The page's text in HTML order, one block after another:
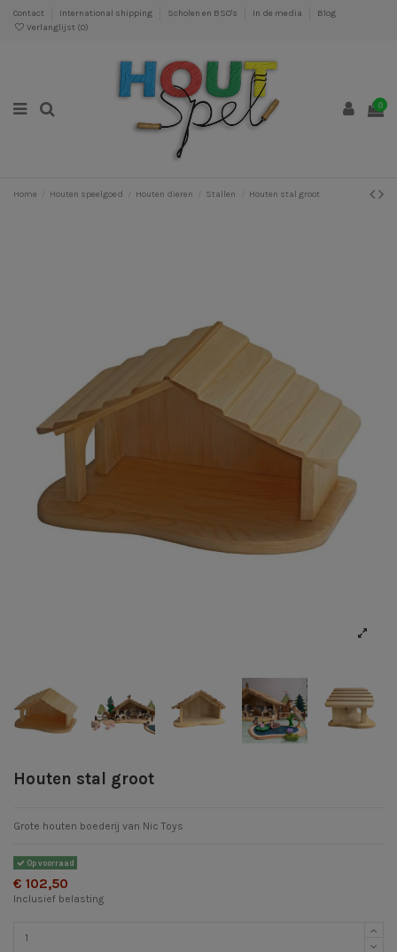
Contact International shipping Scholen en BSO's In de media
Blog
Verlanglijst (0)
0
Home Houten speelgoed Houten dieren Stallen Houten stal groot
Houten stal groot
Grote houten boederij van Nic Toys
Op voorraad
€ 102,50
Inclusief belasting